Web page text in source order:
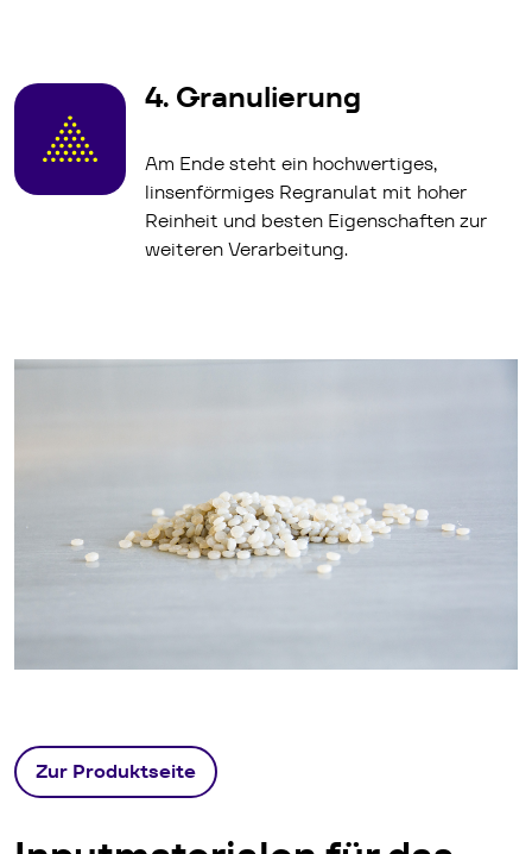
4. Granulierung
Am Ende steht ein hochwertiges,
linsenförmiges Regranulat mit hoher
Reinheit und besten Eigenschaften zur
weiteren Verarbeitung.
Zur Produktseite